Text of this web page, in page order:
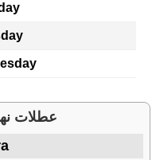
عطلات